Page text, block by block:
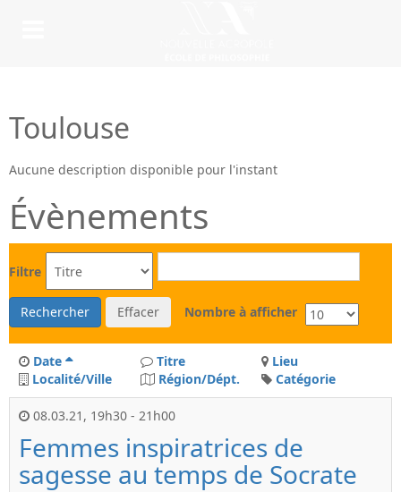
Toulouse
Aucune description disponible pour l'instant
Évènements
Filtre
Rechercher Effacer Nombre à afficher
Date Titre
Lieu
Localité/Ville
Région/Dépt. Catégorie
08.03.21 , 19h30 - 21h00
Femmes inspiratrices de
sagesse au temps de Socrate